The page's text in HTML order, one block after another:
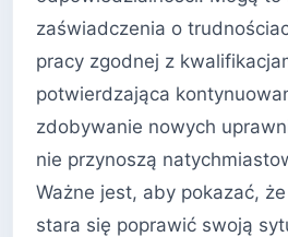
zaświadczenia o
pracy zgodnej z
potwierdzająca
zdobywanie nowych
nie przynoszą
Ważne jest, aby pokazać,
stara się poprawić swoją